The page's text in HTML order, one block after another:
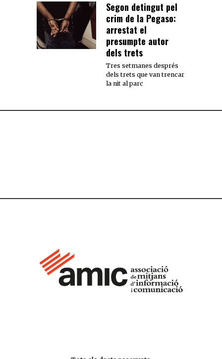
Segon detingut pel
crim de la Pegaso:
arrestat el
presumpte autor
dels trets
Tres setmanes després
dels trets que van trencar
la nit al parc